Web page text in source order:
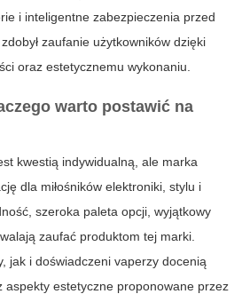
i inteligentne zabezpieczenia przed
zdobył zaufanie użytkowników dzięki
oraz estetycznemu wykonaniu.
warto postawić na
kwestią indywidualną, ale marka
dla miłośników elektroniki, stylu i
szeroka paleta opcji, wyjątkowy
zaufać produktom tej marki.
jak i doświadczeni vaperzy docenią
aspekty estetyczne proponowane przez